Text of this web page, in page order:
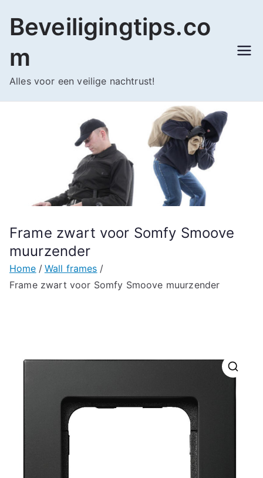
naar
inhoud
Beveiligingtips.co
m
Alles voor een veilige nachtrust!
Frame zwart voor Somfy Smoove
muurzender
Home
Wall frames
Frame zwart voor Somfy Smoove muurzender